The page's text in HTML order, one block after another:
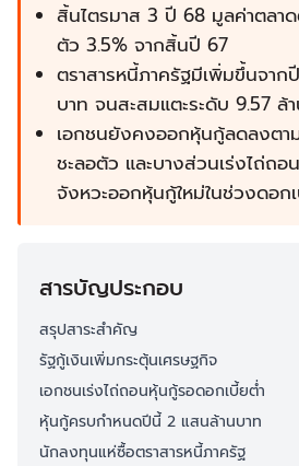
สิ้นไตรมาส 3 ปี 68 มูลค่าตลา
ตัว 3.5% จากสิ้นปี 67
ตราสารหนี้ภาครัฐมีเพิ่มขึ้นจา
บาท จนสะสมแตะระดับ 9.57 ล้
เอกชนยังคงออกหุ้นกู้ลดลงตา
ชะลอตัว และบางส่วนเร่งไถ่ถ
จังหวะออกหุ้นกู้ใหม่ในช่วงดอก
สารบัญประกอบ
สรุปสาระสำคัญ
รัฐกู้เงินเพิ่มกระตุ้นเศรษฐกิจ
เอกชนเร่งไถ่ถอนหุ้นกู้รอดอกเบี้ยต่ำ
หุ้นกู้ครบกำหนดปีนี้ 2 แสนล้านบาท
นักลงทุนแห่ซื้อตราสารหนี้ภาครัฐ